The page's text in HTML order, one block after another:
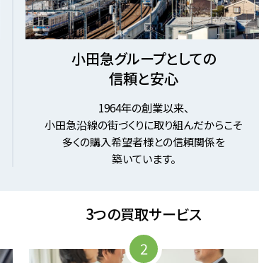
小田急グループとしての
信頼と安心
1964年の創業以来、
小田急沿線の街づくりに取り組んだからこそ
多くの購入希望者様との信頼関係を
築いています。
3つの買取サービス
2